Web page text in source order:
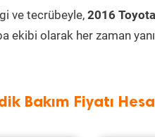
ve tecrübeyle, 2016
ekibi olarak her zaman
Bakım Fiyatı